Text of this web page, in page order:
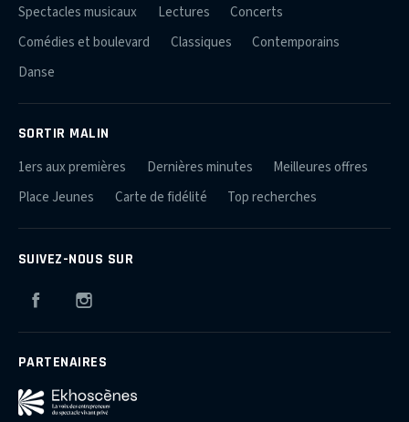
Spectacles musicaux
Lectures
Concerts
Comédies et boulevard
Classiques
Contemporains
Danse
SORTIR MALIN
1ers aux premières Dernières minutes
Meilleures offres
Place Jeunes
Carte de fidélité Top recherches
SUIVEZ-NOUS SUR
Facebook
PARTENAIRES